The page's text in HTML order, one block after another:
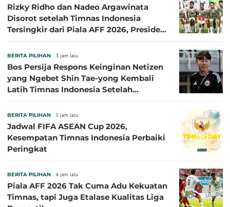
Rizky Ridho dan Nadeo Argawinata
Disorot setelah Timnas Indonesia
Tersingkir dari Piala AFF 2026, Presiden
BERITA PILIHAN 3 jam lalu
Bos Persija Respons Keinginan Netizen
yang Ngebet Shin Tae-yong Kembali
Latih Timnas Indonesia Setelah
BERITA PILIHAN 5 jam lalu
Jadwal FIFA ASEAN Cup 2026,
Kesempatan Timnas Indonesia Perbaiki
Peringkat
BERITA PILIHAN 6 jam lalu
Piala AFF 2026 Tak Cuma Adu Kekuatan
Timnas, tapi Juga Etalase Kualitas Liga